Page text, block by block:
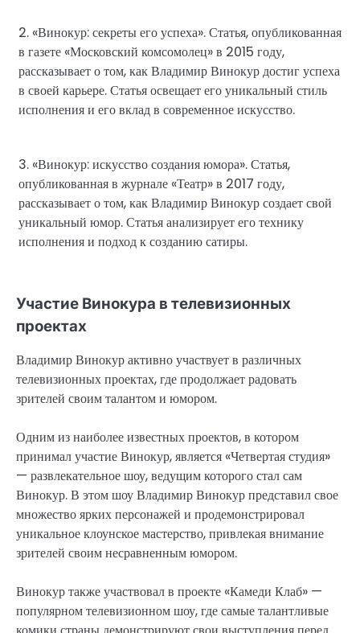
2. «Винокур: секреты его успеха». Статья, опубликованная
в газете «Московский комсомолец» в 2015 году,
рассказывает о том, как Владимир Винокур достиг успеха
в своей карьере. Статья освещает его уникальный стиль
исполнения и его вклад в современное искусство.
3. «Винокур: искусство создания юмора». Статья,
опубликованная в журнале «Театр» в 2017 году,
рассказывает о том, как Владимир Винокур создает свой
уникальный юмор. Статья анализирует его технику
исполнения и подход к созданию сатиры.
Участие Винокура в телевизионных
проектах
Владимир Винокур активно участвует в различных
телевизионных проектах, где продолжает радовать
зрителей своим талантом и юмором.
Одним из наиболее известных проектов, в котором
принимал участие Винокур, является «Четвертая студия»
— развлекательное шоу, ведущим которого стал сам
Винокур. В этом шоу Владимир Винокур представил свое
множество ярких персонажей и продемонстрировал
уникальное клоунское мастерство, привлекая внимание
зрителей своим несравненным юмором.
Винокур также участвовал в проекте «Камеди Клаб» —
популярном телевизионном шоу, где самые талантливые